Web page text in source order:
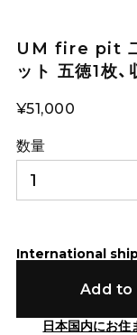
UM fire pit 二
ット 五徳1枚、
¥51,000
数量
International
Add
日本国内にお住